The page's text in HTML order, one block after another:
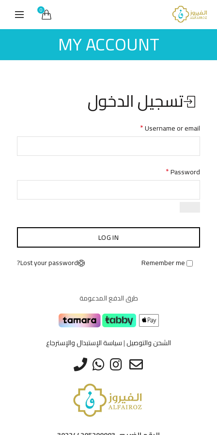
0
MY ACCOUNT
تسجيل الدخول
Username or email
*
Password
*
LOG IN
Lost your password?
Remember me
طرق الدفع المدعومة
الشحن والتوصيل|سياسة الإستبدال والإسترجاع